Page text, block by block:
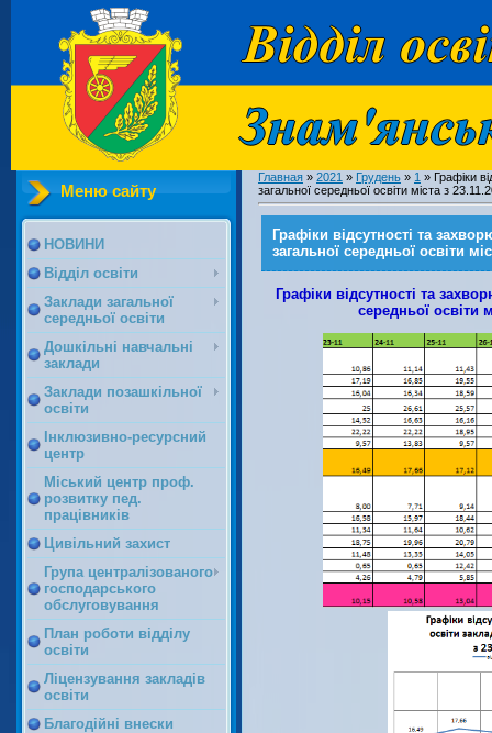
Меню сайту
НОВИНИ
Відділ освіти
Заклади загальної
середньої освіти
Дошкільні навчальні
заклади
Заклади позашкільної
освіти
Інклюзивно-ресурсний
центр
Міський центр проф.
розвитку пед.
працівників
Цивільний захист
Група централізованого
господарського
обслуговування
План роботи відділу
освіти
Ліцензування закладів
освіти
Благодійні внески
Главная » 2021 » Грудень » 1 » Графіки
загальної середньої освіти міста з
Графіки відсутності та
загальної середньої освіти
Графіки відсутності та
середньої освіти